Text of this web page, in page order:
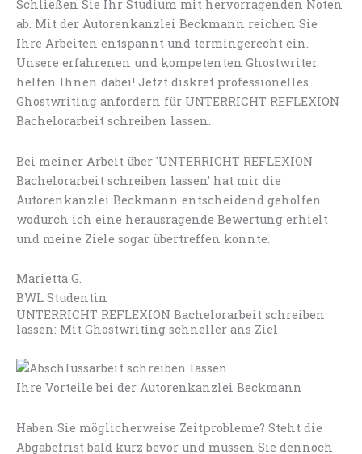
Schließen Sie Ihr Studium mit hervorragenden Noten
ab. Mit der Autorenkanzlei Beckmann reichen Sie
Ihre Arbeiten entspannt und termingerecht ein.
Unsere erfahrenen und kompetenten Ghostwriter
helfen Ihnen dabei! Jetzt diskret professionelles
Ghostwriting anfordern für UNTERRICHT REFLEXION
Bachelorarbeit schreiben lassen.
Bei meiner Arbeit über 'UNTERRICHT REFLEXION
Bachelorarbeit schreiben lassen' hat mir die
Autorenkanzlei Beckmann entscheidend geholfen
wodurch ich eine herausragende Bewertung erhielt
und meine Ziele sogar übertreffen konnte.
Marietta G.
BWL Studentin
UNTERRICHT REFLEXION Bachelorarbeit schreiben
lassen: Mit Ghostwriting schneller ans Ziel
Ihre Vorteile bei der Autorenkanzlei Beckmann
Haben Sie möglicherweise Zeitprobleme? Steht die
Abgabefrist bald kurz bevor und müssen Sie dennoch